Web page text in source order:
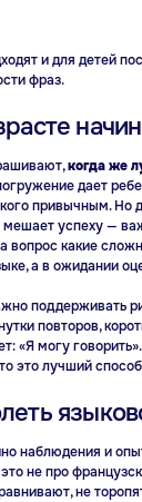
и для детей
фраз.
когда же
дает
привычным. Но
мешает успеху —
вопрос какие
а в ожидании
поддерживать
повторов,
«Я могу
это лучший
наблюдения и
не про
не
подберём курс
консультацию
времени